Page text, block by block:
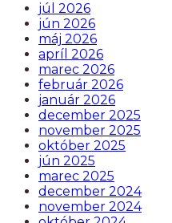
júl 2026
jún 2026
máj 2026
apríl 2026
marec 2026
február 2026
január 2026
december 2025
november 2025
október 2025
jún 2025
marec 2025
december 2024
november 2024